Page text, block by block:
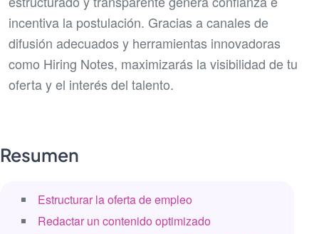
Resumen
Estructurar la oferta de empleo
Redactar un contenido optimizado
incentiva la postulación. Gracias a canales de
difusión adecuados y herramientas innovadoras
como Hiring Notes, maximizarás la visibilidad de tu
oferta y el interés del talento.